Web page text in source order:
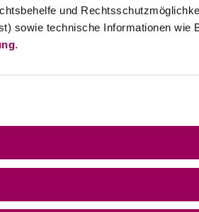
und
sowie technische Informationen
.